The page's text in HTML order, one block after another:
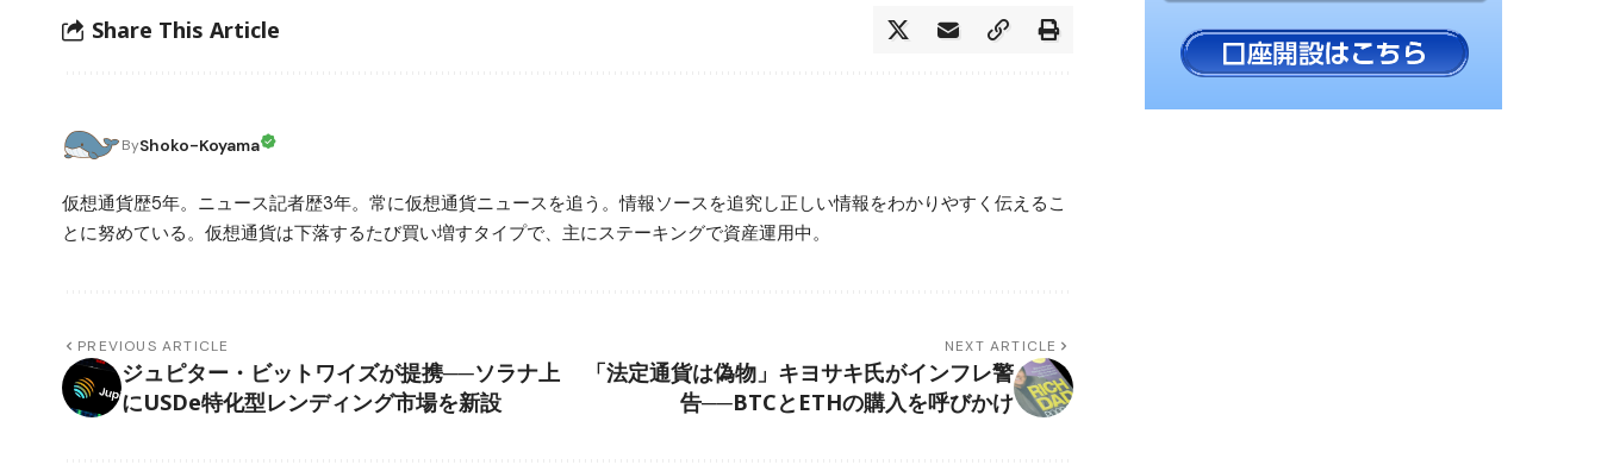
Share This Article
ByShoko-Koyama
仮想通貨歴5年。ニュース記者歴3年。常に仮想通貨ニュースを追う。情報ソースを追究し正しい情報をわかりやすく伝えるこ
とに努めている。仮想通貨は下落するたび買い増すタイプで、主にステーキングで資産運用中。
PREVIOUS ARTICLE
ジュピター・ビットワイズが提携──ソラナ上
にUSDe特化型レンディング市場を新設
NEXT ARTICLE
「法定通貨は偽物」キヨサキ氏がインフレ警
告──BTCとETHの購入を呼びかけ